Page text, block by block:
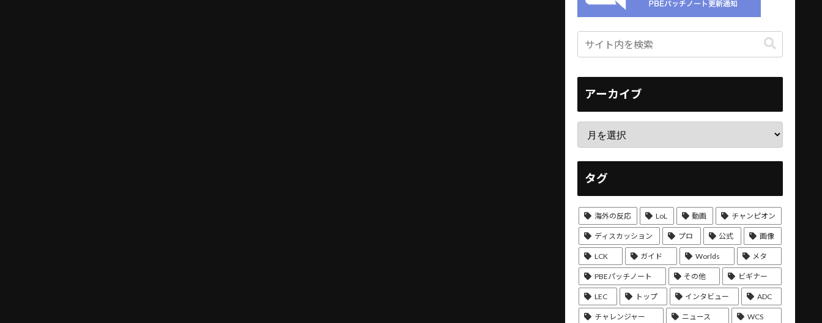
アーカイブ
タグ
海外の反応 LoL 動画 チャンピオン
ディスカッション プロ 公式 画像
LCK ガイド Worlds メタ
PBEパッチノート その他 ビギナー
LEC トップ インタビュー ADC
チャレンジャー ニュース WCS